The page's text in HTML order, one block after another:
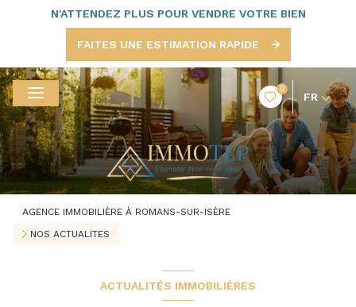
N'ATTENDEZ PLUS POUR VENDRE VOTRE BIEN
FAITES UNE ESTIMATION RAPIDE
0
FR
AGENCE IMMOBILIÈRE À ROMANS-SUR-ISÈRE
NOS ACTUALITES
ACTUALITÉS IMMOBILIÈRES